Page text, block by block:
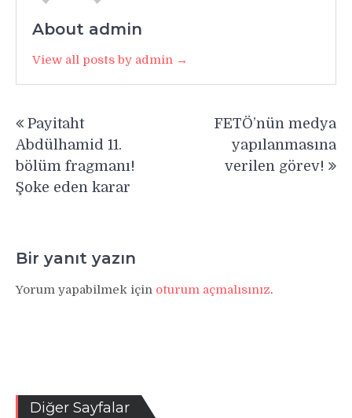
About admin
View all posts by admin →
gezinmesi
Payitaht
Abdülhamid 11.
bölüm fragmanı!
Şoke eden karar
FETÖ’nün medya
yapılanmasına
verilen görev!
Bir yanıt yazın
Yorum yapabilmek için oturum açmalısınız.
Diğer Sayfalar